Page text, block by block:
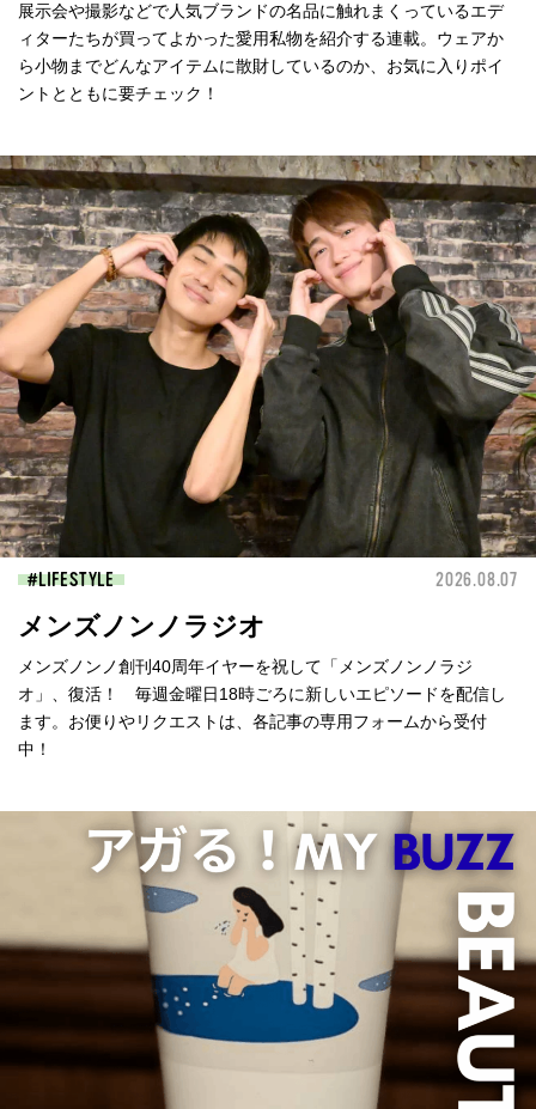
展示会や撮影などで人気ブランドの名品に触れまくっているエデ
ィターたちが買ってよかった愛用私物を紹介する連載。ウェアか
ら小物までどんなアイテムに散財しているのか、お気に入りポイ
ントとともに要チェック！
LIFESTYLE 2026.08.07
メンズノンノラジオ
メンズノンノ創刊40周年イヤーを祝して「メンズノンノラジ
オ」、復活！ 毎週金曜日18時ごろに新しいエピソードを配信し
ます。お便りやリクエストは、各記事の専用フォームから受付
中！